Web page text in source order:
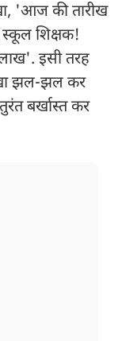
'आज की तारीख
स्कूल शिक्षक!
इसी तरह
झल-झल कर
बर्खास्त कर